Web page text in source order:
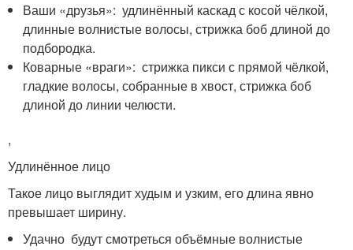
Ваши «друзья»: удлинённый каскад с косой чёлкой,
длинные волнистые волосы, стрижка боб длиной до
подбородка.
Коварные «враги»: стрижка пикси с прямой чёлкой,
гладкие волосы, собранные в хвост, стрижка боб
длиной до линии челюсти.
,
Удлинённое лицо
Такое лицо выглядит худым и узким, его длина явно
превышает ширину.
Удачно будут смотреться объёмные волнистые